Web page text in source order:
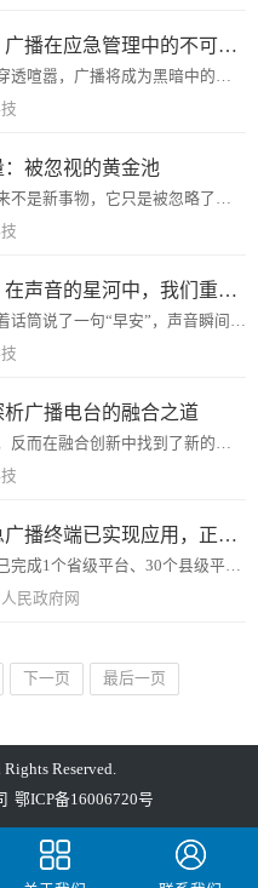
声波穿透喧嚣：广播在应急管理中的不可替代价值
当灾难来临，声波穿透喧嚣，广播将成为黑暗中的一束光，混乱中的一声指引，困境中的一份希望。这，正是广播应急历久弥新的价值所在。
被忽视的黄金池
电台的私域流量从来不是新事物，它只是被忽略了太久。当声音再次成为注意力争夺战中的变量时，谁手里握着真正可触达、高信任的私域资产，谁就能在这场牌局中坐稳庄家的位置...
广播人的2026：在声音的星河中，我们重新定义自己
她清了清嗓子，对着话筒说了一句“早安”，声音瞬间被AI实时处理，降噪、均衡、适配不同终端设备——车载音响、手机外放、甚至智能音箱。
广播电台的融合之道
广播不仅没有消亡，反而在融合创新中找到了新的生命力。这背后，是一条充满挑战与机遇的“融合之道”。
湖北省北斗应急广播终端已实现应用，正加快建成新型应急广播体系
截至目前，湖北省已完成1个省级平台、30个县级平台和48440个主动发布终端的建设任务，对接广播电视接收终端469527个，覆盖7711个行政村，覆盖率31.5...
民政府网
下一页 最后一页
Reserved.
鄂ICP备16006720号